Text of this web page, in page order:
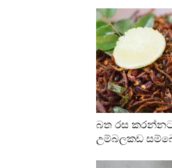
බත රස
උම්බලකඩ